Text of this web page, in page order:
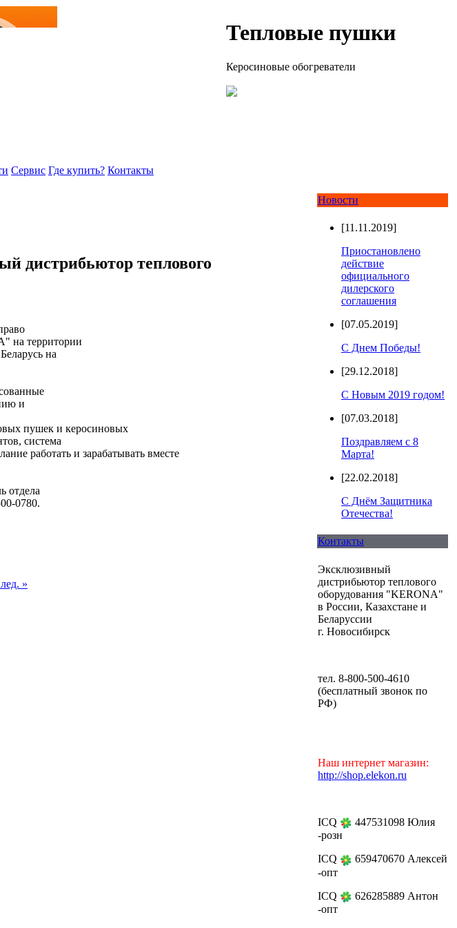
Тепловые пушки
Керосиновые обогреватели
Сервис Где купить? Контакты
дистрибьютор теплового
на территории
на
и
пушек и керосиновых
система
работать и зарабатывать вместе
отдела
0780.
»
Новости
[11.11.2019]
Приостановлено
действие
официального
дилерского
соглашения
[07.05.2019]
С Днем Победы!
[29.12.2018]
С Новым 2019 годом!
[07.03.2018]
Поздравляем с 8
Марта!
[22.02.2018]
С Днём Защитника
Отечества!
Контакты
Эксклюзивный
дистрибьютор теплового
оборудования "KERONA"
в России, Казахстане и
Беларуссии
г. Новосибирск
тел. 8-800-500-4610
(бесплатный звонок по
РФ)
Наш интернет магазин:
http://shop.elekon.ru
ICQ
447531098 Юлия
-розн
ICQ
659470670 Алексей
-опт
ICQ
626285889 Антон
-опт